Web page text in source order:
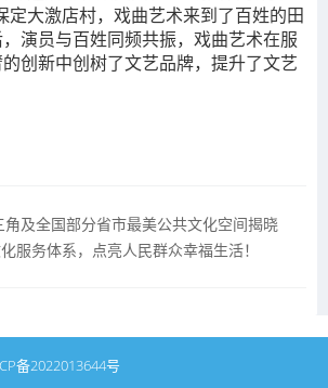
定大激店村，戏曲艺术来到了百姓的田
演员与百姓同频共振，戏曲艺术在服
创新中创树了文艺品牌，提升了文艺
及全国部分省市最美公共文化空间揭晓
服务体系，点亮人民群众幸福生活！
备2022013644号